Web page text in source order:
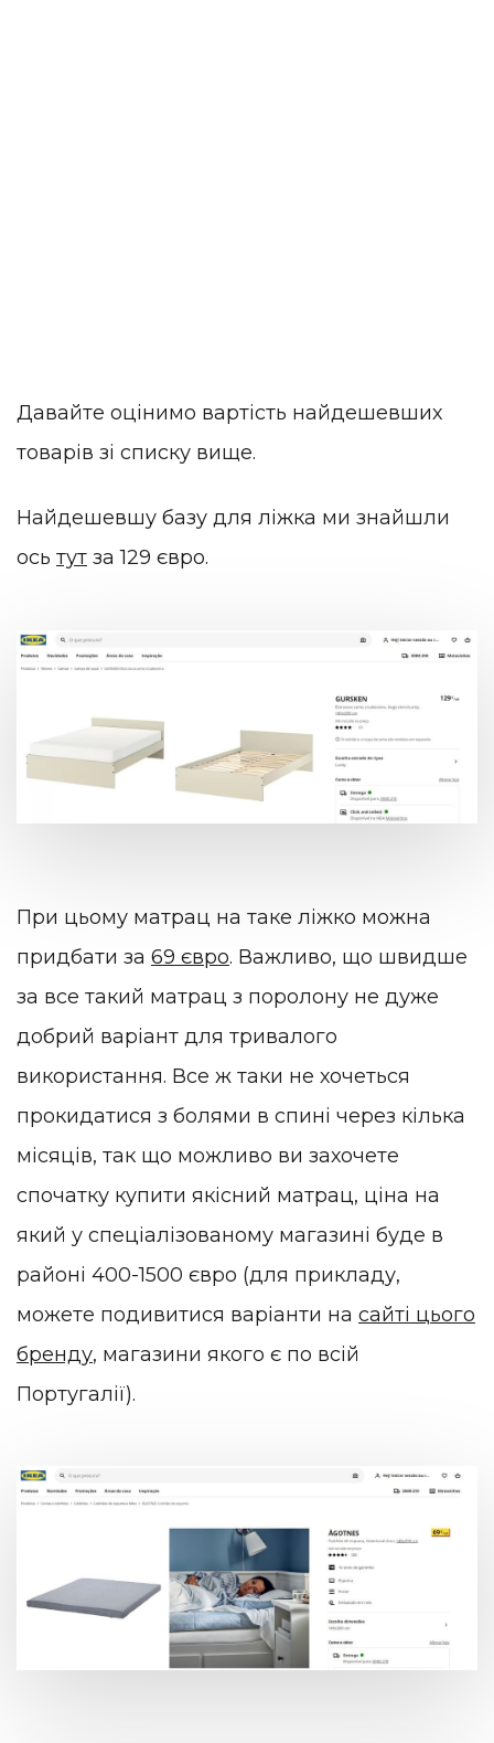
Давайте оцінимо вартість найдешевших
товарів зі списку вище.
Найдешевшу базу для ліжка ми знайшли
ось тут за 129 євро.
При цьому матрац на таке ліжко можна
придбати за 69 євро. Важливо, що швидше
за все такий матрац з поролону не дуже
добрий варіант для тривалого
використання. Все ж таки не хочеться
прокидатися з болями в спині через кілька
місяців, так що можливо ви захочете
спочатку купити якісний матрац, ціна на
який у спеціалізованому магазині буде в
районі 400-1500 євро (для прикладу,
можете подивитися варіанти на сайті цього
бренду, магазини якого є по всій
Португалії).